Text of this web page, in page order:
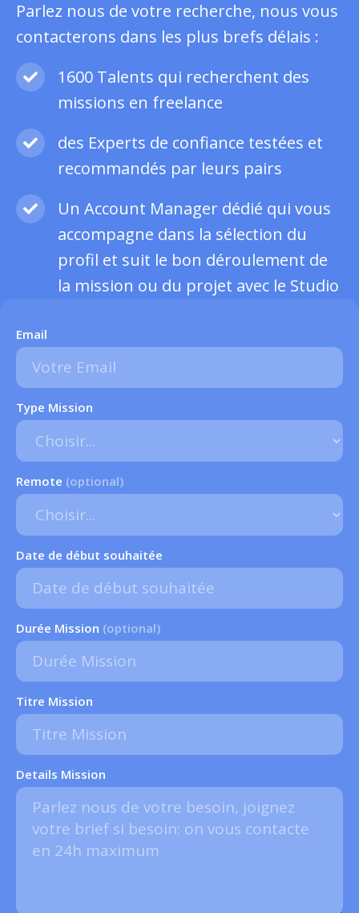
Parlez nous de votre recherche, nous vous
contacterons dans les plus brefs délais :
1600 Talents qui recherchent des
missions en freelance
des Experts de confiance testées et
recommandés par leurs pairs
Un Account Manager dédié qui vous
accompagne dans la sélection du
profil et suit le bon déroulement de
la mission ou du projet avec le Studio
Email
Type Mission
Remote (optional)
Date de début souhaitée
Durée Mission (optional)
Titre Mission
Details Mission